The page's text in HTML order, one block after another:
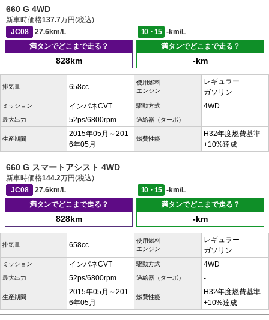
660 G 4WD
新車時価格137.7万円(税込)
JC08
27.6km/L 10・15
-km/L
満タンでどこまで走る？
828km
満タンでどこまで走る？
-km
排気量 658cc
使用燃料
エンジン
レギュラー
ガソリン
ミッション インパネCVT 駆動方式 4WD
最大出力 52ps/6800rpm 過給器（ターボ） -
生産期間
2015年05月～201
6年05月
燃費性能
H32年度燃費基準
+10%達成
660 G スマートアシスト 4WD
新車時価格144.2万円(税込)
JC08
27.6km/L 10・15
-km/L
満タンでどこまで走る？
828km
満タンでどこまで走る？
-km
排気量 658cc
使用燃料
エンジン
レギュラー
ガソリン
ミッション インパネCVT 駆動方式 4WD
最大出力 52ps/6800rpm 過給器（ターボ） -
生産期間
2015年05月～201
6年05月
燃費性能
H32年度燃費基準
+10%達成